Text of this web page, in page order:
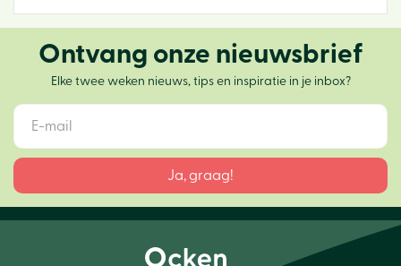
Ontvang onze nieuwsbrief
Elke twee weken nieuws, tips en inspiratie in je inbox?